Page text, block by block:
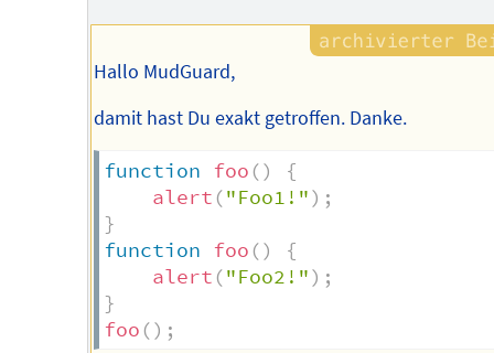
Hallo MudGuard,
damit hast Du exakt getroffen. Danke.
function foo ()
{
alert ("Foo1!") ;
}
function foo ()
{
alert ("Foo2!") ;
}
foo () ;